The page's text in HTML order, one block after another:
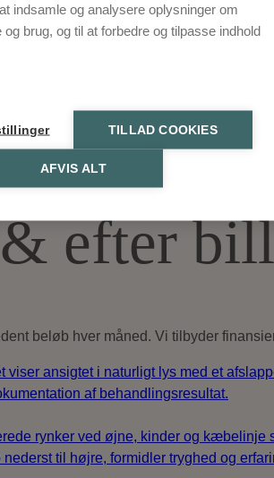
efter
beløb hver måned. Vi tilbyder
indsamle og analysere oplysninger om
brug, og til at forbedre og tilpasse indhold
TILLAD COOKIES
AFVIS ALT